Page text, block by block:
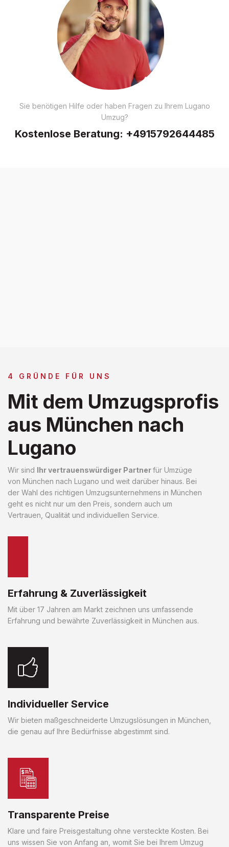
Sie benötigen Hilfe oder haben Fragen zu Ihrem Lugano
Umzug?
Kostenlose Beratung: +4915792644485
4 GRÜNDE FÜR UNS
Mit dem Umzugsprofis
aus München nach
Lugano
Wir sind Ihr vertrauenswürdiger Partnerfür Umzüge
von München nach Lugano und weit darüber hinaus. Bei
der Wahl des richtigen Umzugsunternehmens in München
geht es nicht nur um den Preis, sondern auch um
Vertrauen, Qualität und individuellen Service.
Erfahrung & Zuverlässigkeit
Mit über 17 Jahren am Markt zeichnen uns umfassende
Erfahrung und bewährte Zuverlässigkeit in München aus.
Individueller Service
Wir bieten maßgeschneiderte Umzugslösungen in München,
die genau auf Ihre Bedürfnisse abgestimmt sind.
Transparente Preise
Klare und faire Preisgestaltung ohne versteckte Kosten. Bei
uns wissen Sie von Anfang an, womit Sie bei Ihrem Umzug